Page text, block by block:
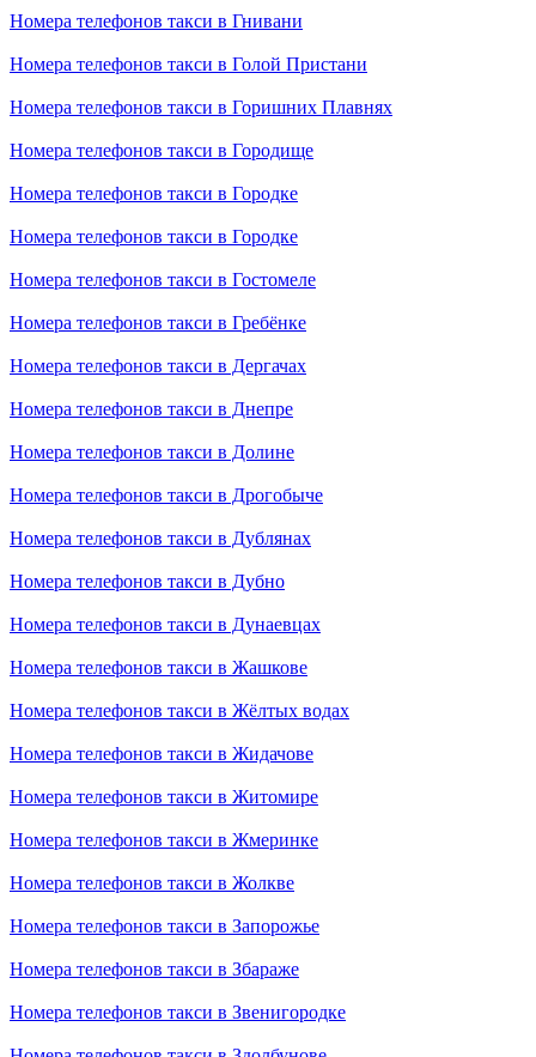
Номера телефонов такси в Гнивани
Номера телефонов такси в Голой Пристани
Номера телефонов такси в Горишних Плавнях
Номера телефонов такси в Городище
Номера телефонов такси в Городке
Номера телефонов такси в Городке
Номера телефонов такси в Гостомеле
Номера телефонов такси в Гребёнке
Номера телефонов такси в Дергачах
Номера телефонов такси в Днепре
Номера телефонов такси в Долине
Номера телефонов такси в Дрогобыче
Номера телефонов такси в Дублянах
Номера телефонов такси в Дубно
Номера телефонов такси в Дунаевцах
Номера телефонов такси в Жашкове
Номера телефонов такси в Жёлтых водах
Номера телефонов такси в Жидачове
Номера телефонов такси в Житомире
Номера телефонов такси в Жмеринке
Номера телефонов такси в Жолкве
Номера телефонов такси в Запорожье
Номера телефонов такси в Збараже
Номера телефонов такси в Звенигородке